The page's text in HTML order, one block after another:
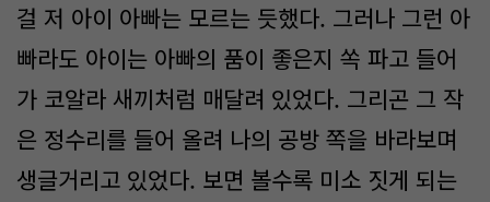
걸 저 아이 아빠는 모르는 듯했다. 그러나 그런 아
빠라도 아이는 아빠의 품이 좋은지 쏙 파고 들어
가 코알라 새끼처럼 매달려 있었다. 그리곤 그 작
은 정수리를 들어 올려 나의 공방 쪽을 바라보며
생글거리고 있었다. 보면 볼수록 미소 짓게 되는